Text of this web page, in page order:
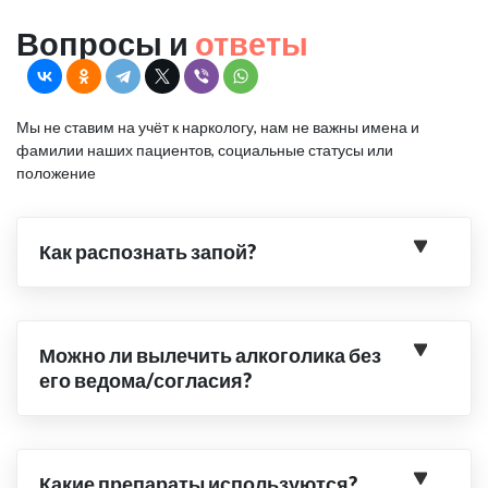
Вопросы и ответы
Мы не ставим на учёт к наркологу, нам не важны имена и
фамилии наших пациентов, социальные статусы или
положение
Как распознать запой?
Можно ли вылечить алкоголика без
его ведома/согласия?